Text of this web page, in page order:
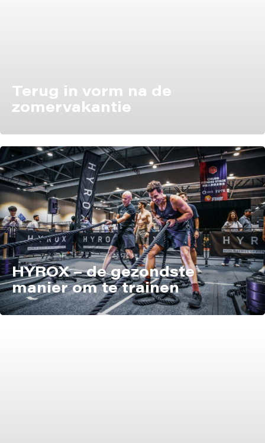
Terug in vorm na de
zomervakantie
HYROX – de gezondste
manier om te trainen